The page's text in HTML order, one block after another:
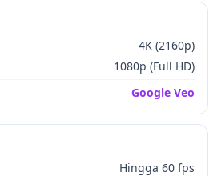
4K (2160p)
1080p (Full HD)
Google Veo
Hingga 60 fps